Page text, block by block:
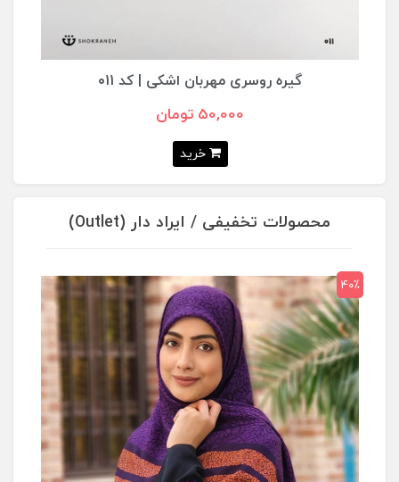
گیره روسری مهربان اشکی | کد ۰11
50,000 تومان
خرید
محصولات تخفیفی / ایراد دار (Outlet)
40٪